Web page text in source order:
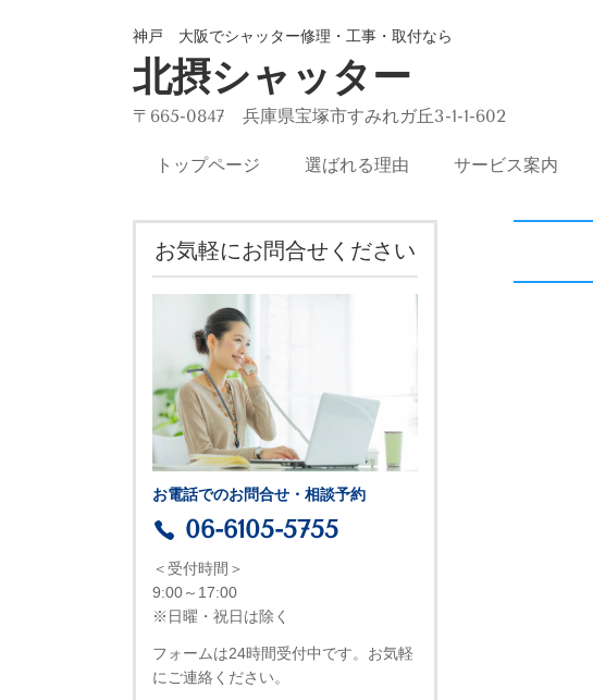
神戸 大阪でシャッター修理・工事・取付なら
北摂シャッター
〒665-0847 兵庫県宝塚市すみれガ丘3-1-1-602
トップページ 選ばれる理由 サービス案内
お気軽にお問合せください
お電話でのお問合せ・相談予約
06-6105-5755
＜受付時間＞
9:00～17:00
※日曜・祝日は除く
フォームは24時間受付中です。お気軽
にご連絡ください。